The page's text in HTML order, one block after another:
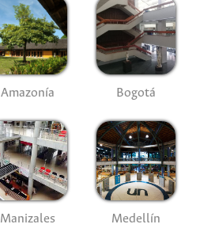
Amazonía Bogotá
Manizales Medellín